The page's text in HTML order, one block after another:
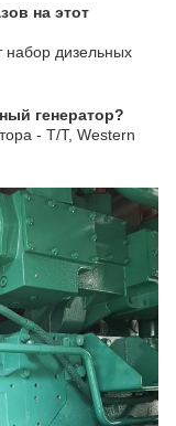
на этот
набор дизельных
генератор?
- T/T, Western